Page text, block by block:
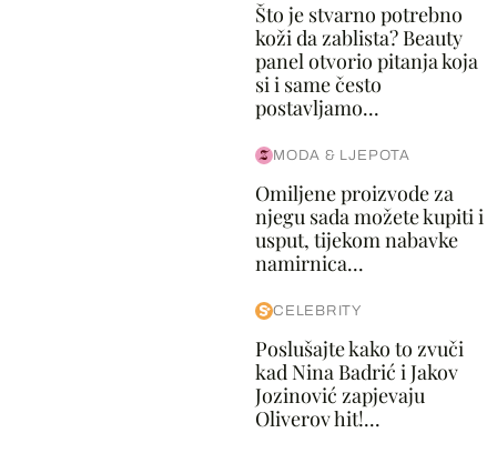
Što je stvarno potrebno
koži da zablista? Beauty
panel otvorio pitanja koja
si i same često
postavljamo...
MODA & LJEPOTA
Omiljene proizvode za
njegu sada možete kupiti i
usput, tijekom nabavke
namirnica...
CELEBRITY
Poslušajte kako to zvuči
kad Nina Badrić i Jakov
Jozinović zapjevaju
Oliverov hit!...